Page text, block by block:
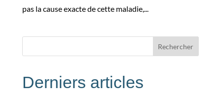
pas la cause exacte de cette maladie,...
Rechercher
Derniers articles